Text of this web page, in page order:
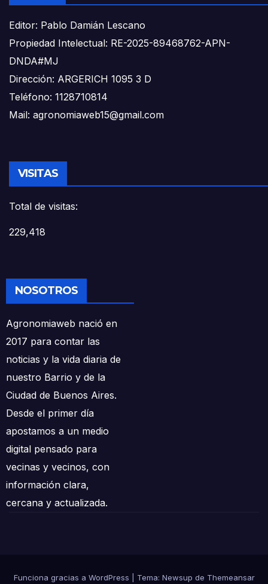
Editor: Pablo Damián Lescano
Propiedad Intelectual: RE-2025-89468762-APN-
DNDA#MJ
Dirección: ARGERICH 1095 3 D
Teléfono: 1128710814
Mail: agronomiaweb15@gmail.com
VISITAS
Total de visitas:
229,418
NOSOTROS
Agronomiaweb nació en
2017 para contar las
noticias y la vida diaria de
nuestro Barrio y de la
Ciudad de Buenos Aires.
Desde el primer día
apostamos a un medio
digital pensado para
vecinas y vecinos, con
información clara,
cercana y actualizada.
Funciona gracias a WordPress Tema: Newsup de Themeansar